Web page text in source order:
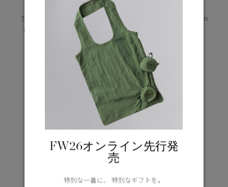
左から右の順に：カナダグース ロッジフーディ。Students On
Iceの公式野球帽。革のブーツ。GPSモニターシステム。サン
グラス。ポケットサイズの万能ツール。双眼鏡。
FW26オンライン先行発
売
特別な一着に、 特別なギフトを。